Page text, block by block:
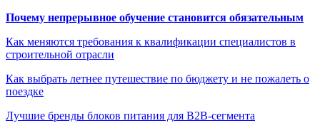
Почему непрерывное обучение становится обязательным
Как меняются требования к квалификации специалистов в
строительной отрасли
Как выбрать летнее путешествие по бюджету и не пожалеть о
поездке
Лучшие бренды блоков питания для B2B-сегмента